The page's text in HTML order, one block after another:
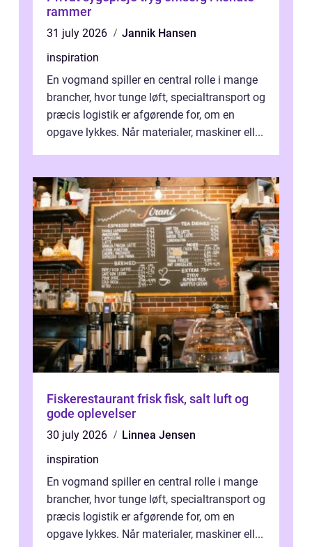
rammer
31 july 2026
Jannik Hansen
inspiration
En vogmand spiller en central rolle i mange
brancher, hvor tunge løft, specialtransport og
præcis logistik er afgørende for, om en
opgave lykkes. Når materialer, maskiner ell...
Fiskerestaurant frisk fisk, salt luft og
gode oplevelser
30 july 2026
Linnea Jensen
inspiration
En vogmand spiller en central rolle i mange
brancher, hvor tunge løft, specialtransport og
præcis logistik er afgørende for, om en
opgave lykkes. Når materialer, maskiner ell...